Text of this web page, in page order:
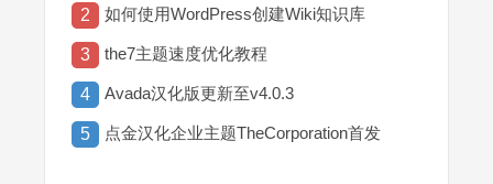
2 如何使用WordPress创建Wiki知识库
3 the7主题速度优化教程
4 Avada汉化版更新至v4.0.3
5 点金汉化企业主题TheCorporation首发